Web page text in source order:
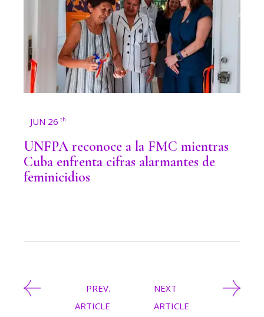
JUN 26 th
UNFPA reconoce a la FMC mientras
Cuba enfrenta cifras alarmantes de
feminicidios
PREV.
ARTICLE
NEXT
ARTICLE